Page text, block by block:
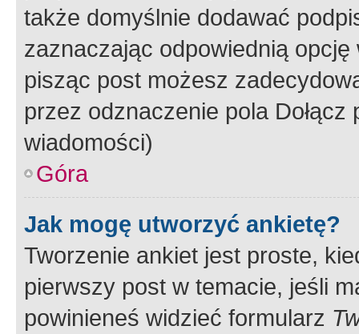
także domyślnie dodawać
zaznaczając odpowiednią
pisząc post możesz
przez odznaczenie pola
wiadomości)
Góra
Jak mogę utworzyć ankietę?
Tworzenie ankiet jest proste,
pierwszy post w temacie, jeśli
powinieneś widzieć formularz